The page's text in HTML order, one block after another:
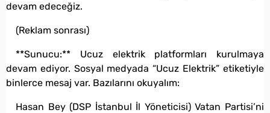
devam edeceğiz.
(Reklam sonrası)
**Sunucu:** Ucuz elektrik platformları kurulmaya
devam ediyor. Sosyal medyada “Ucuz Elektrik” etiketiyle
binlerce mesaj var. Bazılarını okuyalım:
Hasan Bey (DSP İstanbul İl Yöneticisi) Vatan Partisi’ni